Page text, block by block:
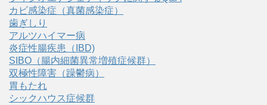
カビ感染症（真菌感染症）
歯ぎしり
アルツハイマー病
炎症性腸疾患（IBD)
SIBO（腸内細菌異常増殖症候群）
双極性障害（躁鬱病）
胃もたれ
シックハウス症候群